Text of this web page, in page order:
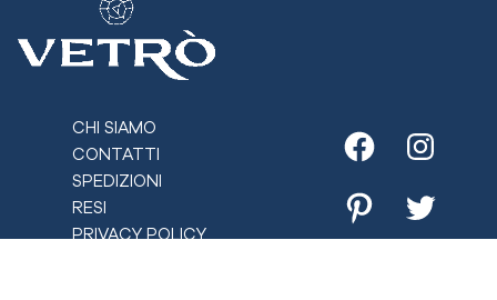
CHI SIAMO
CONTATTI
SPEDIZIONI
RESI
PRIVACY POLICY
Facebook
PinterestTwitter